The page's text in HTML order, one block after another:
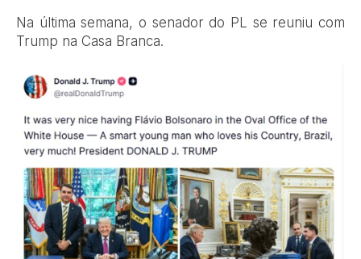
Na última semana, o senador do PL se reuniu com
Trump na Casa Branca.